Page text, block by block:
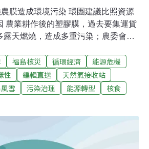
膜造成環境污染 環團建議比照資源
農業耕作後的塑膠膜，過去要集運貨
露天燃燒，造成多重污染；農委會農
則，包含廢棄農膜須依材質分類摺
農膜回收機，提高回收效率。對
面對農膜回收再利用應該更積極，
構下，設置農膜的回收機制，如回
獎勵，增加回收誘因。（聯合報、
福島核災 循環經濟
能源危機
性 編輯直送
天然氣接收站
雪 污染治理 能源轉型
核食